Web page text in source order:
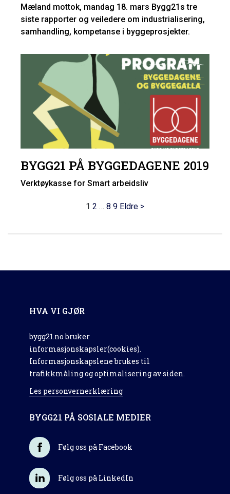
Mæland mottok, mandag 18. mars Bygg21s tre
siste rapporter og veiledere om industrialisering,
samhandling, kompetanse i byggeprosjekter.
BYGG21 PÅ BYGGEDAGENE 2019
Verktøykasse for Smart arbeidsliv
1 2 … 8 9 Eldre >
HVA VI GJØR
bygg21.no bruker
informasjonskapsler(cookies).
Informasjonskapslene brukes til
trafikkmåling og optimalisering av siden.
Les personvernerklæring
BYGG21 PÅ SOSIALE MEDIER
Følg oss på Facebook
Følg oss på LinkedIn